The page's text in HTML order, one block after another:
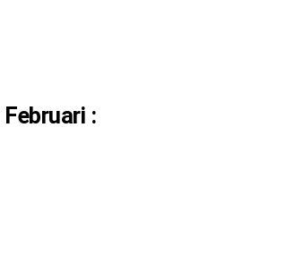
Februari :